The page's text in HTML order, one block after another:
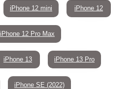
iPhone 12 mini iPhone 12
iPhone 12 Pro Max
iPhone 13 iPhone 13 Pro
iPhone SE (2022)